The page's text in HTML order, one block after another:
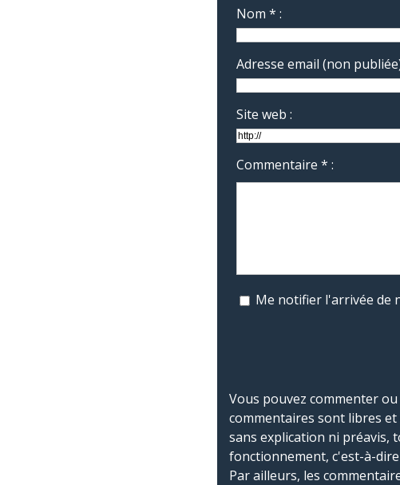
Nom * :
Adresse email (non
Site web :
Commentaire * :
Me notifier l'arrivée de
Vous pouvez commenter
commentaires sont libres
sans explication ni préavis,
fonctionnement, c'est-à-
Par ailleurs, les